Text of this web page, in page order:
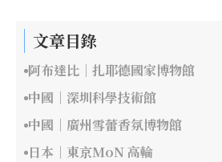
文章目錄
阿布達比｜扎耶德國家博物館
中國｜深圳科學技術館
中國｜廣州雪蕾香氛博物館
日本｜東京MoN 高輪